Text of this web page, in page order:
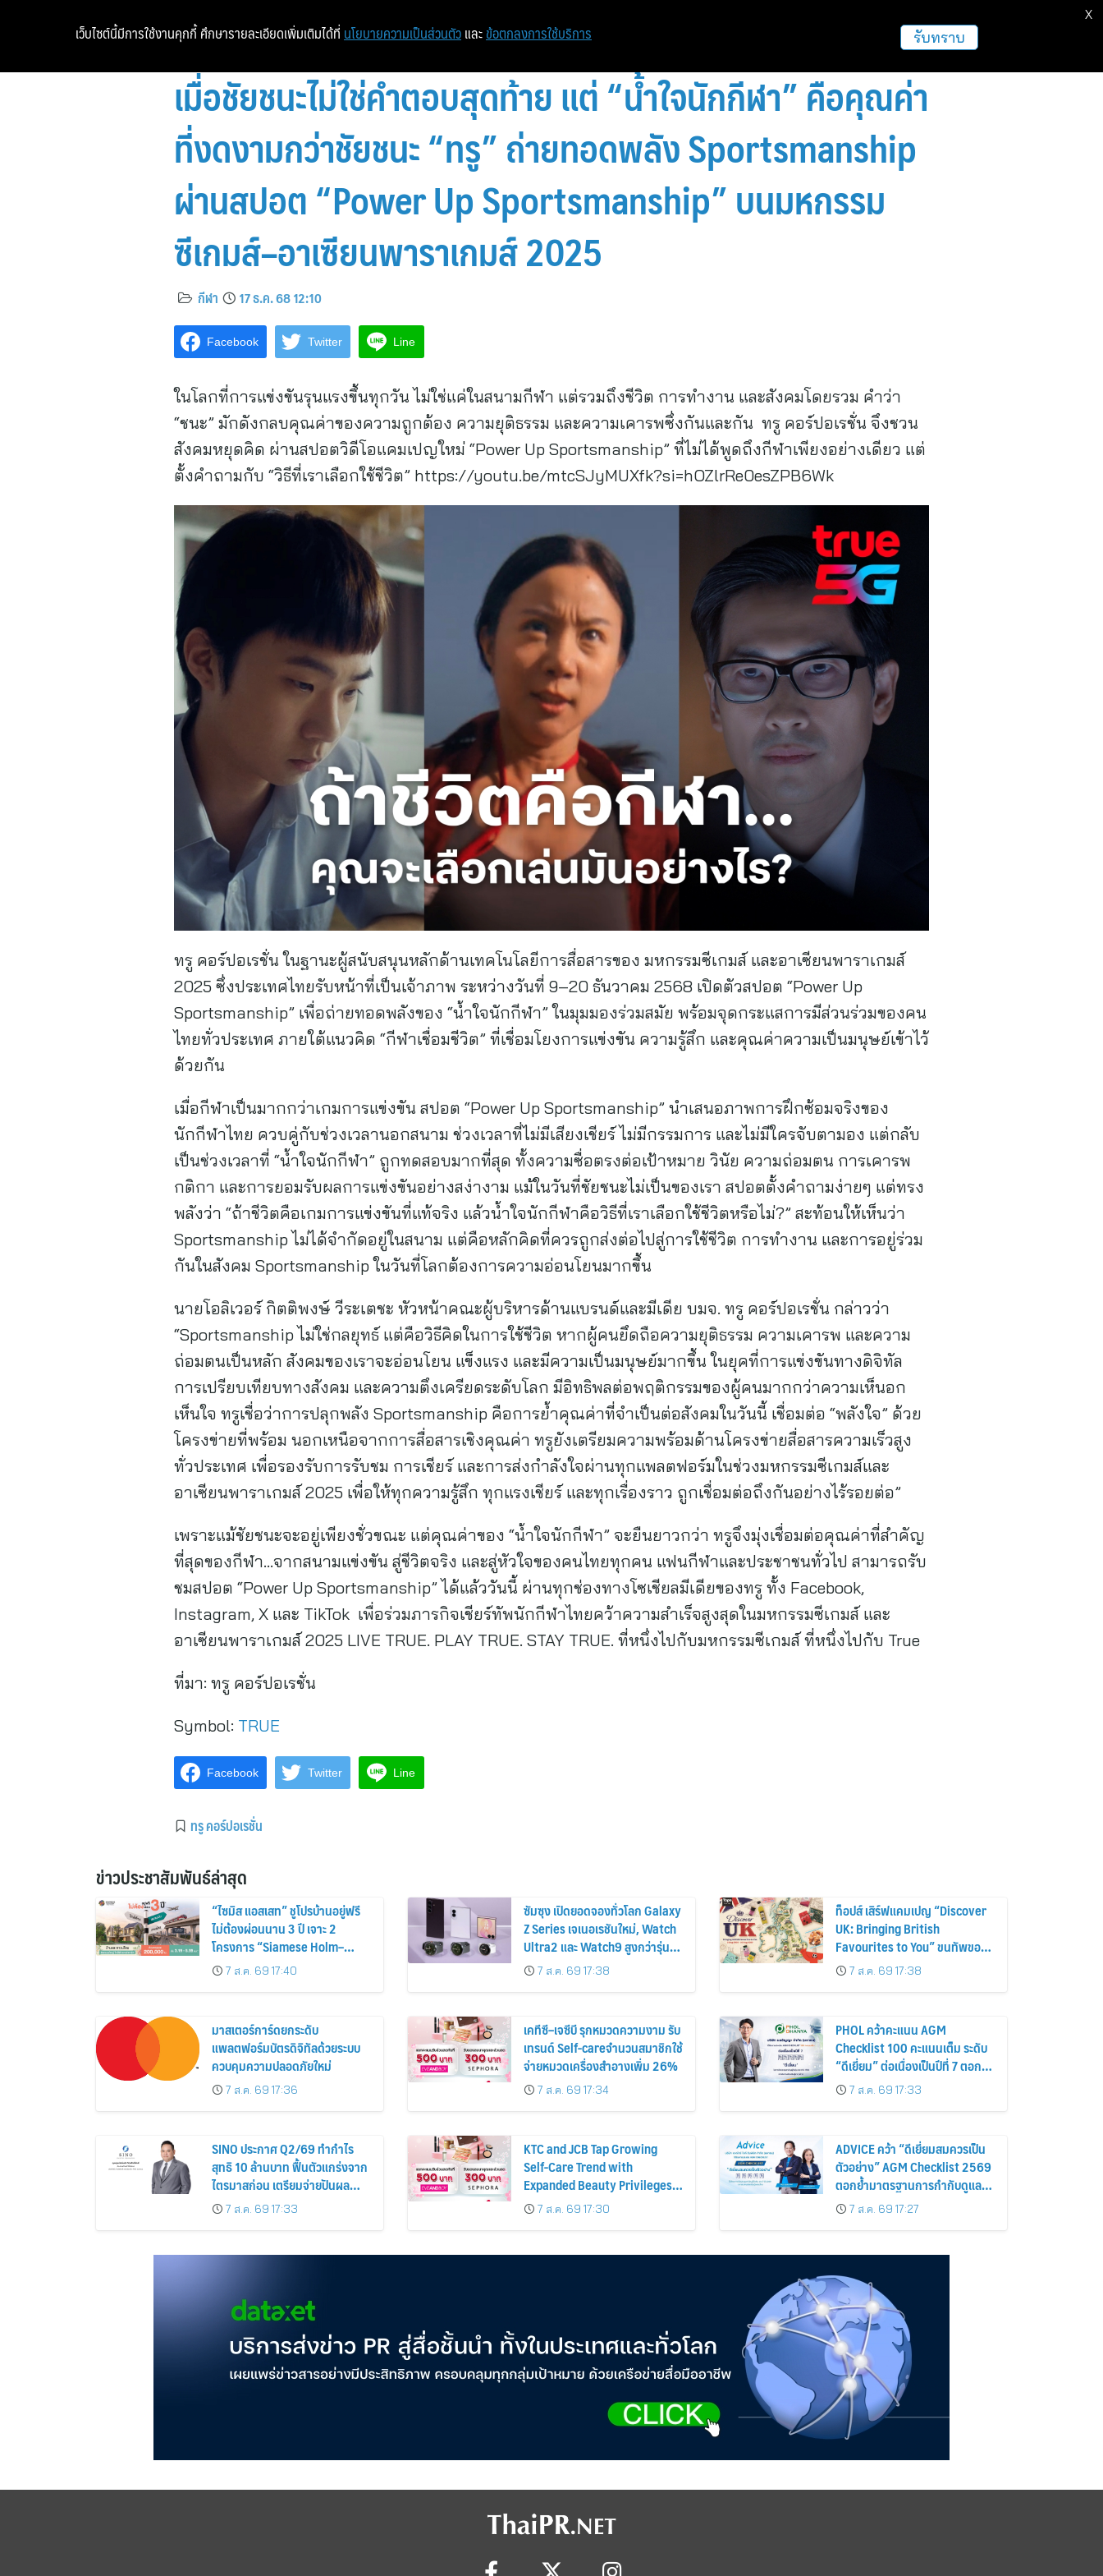
หน้าแรก ท่องเที่ยว ฝากข่าวประชาสัมพันธ์
เมื่อชัยชนะไม่ใช่คำตอบสุดท้าย แต่ “น้ำใจนักกีฬา” คือคุณค่า
ที่งดงามกว่าชัยชนะ “ทรู” ถ่ายทอดพลัง Sportsmanship
ผ่านสปอต “Power Up Sportsmanship” บนมหกรรม
ซีเกมส์–อาเซียนพาราเกมส์ 2025
กีฬา 17 ธ.ค. 68 12:10
Facebook Twitter Line
ในโลกที่การแข่งขันรุนแรงขึ้นทุกวัน ไม่ใช่แค่ในสนามกีฬา แต่รวมถึงชีวิต การทำงาน และสังคมโดยรวม คำว่า
“ชนะ” มักดังกลบคุณค่าของความถูกต้อง ความยุติธรรม และความเคารพซึ่งกันและกัน ทรู คอร์ปอเรชั่น จึงชวน
สังคมหยุดคิด ผ่านสปอตวิดีโอแคมเปญใหม่ “Power Up Sportsmanship” ที่ไม่ได้พูดถึงกีฬาเพียงอย่างเดียว แต่
ตั้งคำถามกับ “วิธีที่เราเลือกใช้ชีวิต” https://youtu.be/mtcSJyMUXfk?si=hOZlrRe0esZPB6Wk
ทรู คอร์ปอเรชั่น ในฐานะผู้สนับสนุนหลักด้านเทคโนโลยีการสื่อสารของ มหกรรมซีเกมส์ และอาเซียนพาราเกมส์
2025 ซึ่งประเทศไทยรับหน้าที่เป็นเจ้าภาพ ระหว่างวันที่ 9–20 ธันวาคม 2568 เปิดตัวสปอต “Power Up
Sportsmanship” เพื่อถ่ายทอดพลังของ “น้ำใจนักกีฬา” ในมุมมองร่วมสมัย พร้อมจุดกระแสการมีส่วนร่วมของคน
ไทยทั่วประเทศ ภายใต้แนวคิด “กีฬาเชื่อมชีวิต” ที่เชื่อมโยงการแข่งขัน ความรู้สึก และคุณค่าความเป็นมนุษย์เข้าไว้
ด้วยกัน
เมื่อกีฬาเป็นมากกว่าเกมการแข่งขัน สปอต “Power Up Sportsmanship” นำเสนอภาพการฝึกซ้อมจริงของ
นักกีฬาไทย ควบคู่กับช่วงเวลานอกสนาม ช่วงเวลาที่ไม่มีเสียงเชียร์ ไม่มีกรรมการ และไม่มีใครจับตามอง แต่กลับ
เป็นช่วงเวลาที่ “น้ำใจนักกีฬา” ถูกทดสอบมากที่สุด ทั้งความซื่อตรงต่อเป้าหมาย วินัย ความถ่อมตน การเคารพ
กติกา และการยอมรับผลการแข่งขันอย่างสง่างาม แม้ในวันที่ชัยชนะไม่เป็นของเรา สปอตตั้งคำถามง่ายๆ แต่ทรง
พลังว่า “ถ้าชีวิตคือเกมการแข่งขันที่แท้จริง แล้วน้ำใจนักกีฬาคือวิธีที่เราเลือกใช้ชีวิตหรือไม่?” สะท้อนให้เห็นว่า
Sportsmanship ไม่ได้จำกัดอยู่ในสนาม แต่คือหลักคิดที่ควรถูกส่งต่อไปสู่การใช้ชีวิต การทำงาน และการอยู่ร่วม
กันในสังคม Sportsmanship ในวันที่โลกต้องการความอ่อนโยนมากขึ้น
นายโอลิเวอร์ กิตติพงษ์ วีระเตชะ หัวหน้าคณะผู้บริหารด้านแบรนด์และมีเดีย บมจ. ทรู คอร์ปอเรชั่น กล่าวว่า
“Sportsmanship ไม่ใช่กลยุทธ์ แต่คือวิธีคิดในการใช้ชีวิต หากผู้คนยึดถือความยุติธรรม ความเคารพ และความ
ถ่อมตนเป็นหลัก สังคมของเราจะอ่อนโยน แข็งแรง และมีความเป็นมนุษย์มากขึ้น ในยุคที่การแข่งขันทางดิจิทัล
การเปรียบเทียบทางสังคม และความตึงเครียดระดับโลก มีอิทธิพลต่อพฤติกรรมของผู้คนมากกว่าความเห็นอก
เห็นใจ ทรูเชื่อว่าการปลุกพลัง Sportsmanship คือการย้ำคุณค่าที่จำเป็นต่อสังคมในวันนี้ เชื่อมต่อ “พลังใจ” ด้วย
โครงข่ายที่พร้อม นอกเหนือจากการสื่อสารเชิงคุณค่า ทรูยังเตรียมความพร้อมด้านโครงข่ายสื่อสารความเร็วสูง
ทั่วประเทศ เพื่อรองรับการรับชม การเชียร์ และการส่งกำลังใจผ่านทุกแพลตฟอร์มในช่วงมหกรรมซีเกมส์และ
อาเซียนพาราเกมส์ 2025 เพื่อให้ทุกความรู้สึก ทุกแรงเชียร์ และทุกเรื่องราว ถูกเชื่อมต่อถึงกันอย่างไร้รอยต่อ”
เพราะแม้ชัยชนะจะอยู่เพียงชั่วขณะ แต่คุณค่าของ “น้ำใจนักกีฬา” จะยืนยาวกว่า ทรูจึงมุ่งเชื่อมต่อคุณค่าที่สำคัญ
ที่สุดของกีฬา…จากสนามแข่งขัน สู่ชีวิตจริง และสู่หัวใจของคนไทยทุกคน แฟนกีฬาและประชาชนทั่วไป สามารถรับ
ชมสปอต “Power Up Sportsmanship” ได้แล้ววันนี้ ผ่านทุกช่องทางโซเชียลมีเดียของทรู ทั้ง Facebook,
Instagram, X และ TikTok เพื่อร่วมภารกิจเชียร์ทัพนักกีฬาไทยคว้าความสำเร็จสูงสุดในมหกรรมซีเกมส์ และ
อาเซียนพาราเกมส์ 2025 LIVE TRUE. PLAY TRUE. STAY TRUE. ที่หนึ่งไปกับมหกรรมซีเกมส์ ที่หนึ่งไปกับ True
ที่มา: ทรู คอร์ปอเรชั่น
Symbol: TRUE
Facebook Twitter Line
ทรู คอร์ปอเรชั่น
ข่าวประชาสัมพันธ์ล่าสุด
“ไซมิส แอสเสท” ชูโปรบ้านอยู่ฟรี
ไม่ต้องผ่อนนาน 3 ปี เจาะ 2
โครงการ “Siamese Holm–
Siamese Blossom” พร้อม
ส่วนลดและสิทธิพิเศษถึง 31
7 ส.ค. 69 17:40
ซัมซุง เปิดยอดจองทั่วโลก Galaxy
Z Series เจเนอเรชันใหม่, Watch
Ultra2 และ Watch9 สูงกว่ารุ่น
ก่อนหน้ากว่า 30%
7 ส.ค. 69 17:38
ท็อปส์ เสิร์ฟแคมเปญ “Discover
UK: Bringing British
Favourites to You” ขนทัพของ
อร่อยและไอเท็มฮิตจากสหราช
อาณาจักร ส่งตรงถึงมือตั้งแต่วัน
7 ส.ค. 69 17:38
มาสเตอร์การ์ดยกระดับ
แพลตฟอร์มบัตรดิจิทัลด้วยระบบ
ควบคุมความปลอดภัยใหม่
7 ส.ค. 69 17:36
เคทีซี–เจซีบี รุกหมวดความงาม รับ
เทรนด์ Self-careจำนวนสมาชิกใช้
จ่ายหมวดเครื่องสำอางเพิ่ม 26%
7 ส.ค. 69 17:34
PHOL คว้าคะแนน AGM
Checklist 100 คะแนนเต็ม ระดับ
“ดีเยี่ยม” ต่อเนื่องเป็นปีที่ 7 ตอกย้ำ
การดำเนินธุรกิจตามหลักธรรมาภิ
บาล โปร่งใส สร้างความเชื่อมั่นผู้
7 ส.ค. 69 17:33
SINO ประกาศ Q2/69 ทำกำไร
สุทธิ 10 ล้านบาท ฟื้นตัวแกร่งจาก
ไตรมาสก่อน เตรียมจ่ายปันผล
ระหว่างกาล 0.014423 บาทต่อหุ้น
ครึ่งปีหลังมุ่งเติบโตต่อเนื่อง
7 ส.ค. 69 17:33
KTC and JCB Tap Growing
Self-Care Trend with
Expanded Beauty Privileges
Number of KTC JCB
Cardmembers Spending on
7 ส.ค. 69 17:30
ADVICE คว้า “ดีเยี่ยมสมควรเป็น
ตัวอย่าง” AGM Checklist 2569
ตอกย้ำมาตรฐานการกำกับดูแล
กิจการที่ดี
7 ส.ค. 69 17:27
เว็บไซต์นี้มีการใช้งานคุกกี้ ศึกษารายละเอียดเพิ่มเติมได้ที่ นโยบายความเป็นส่วนตัว และ ข้อตกลงการใช้บริการ รับทราบ
X